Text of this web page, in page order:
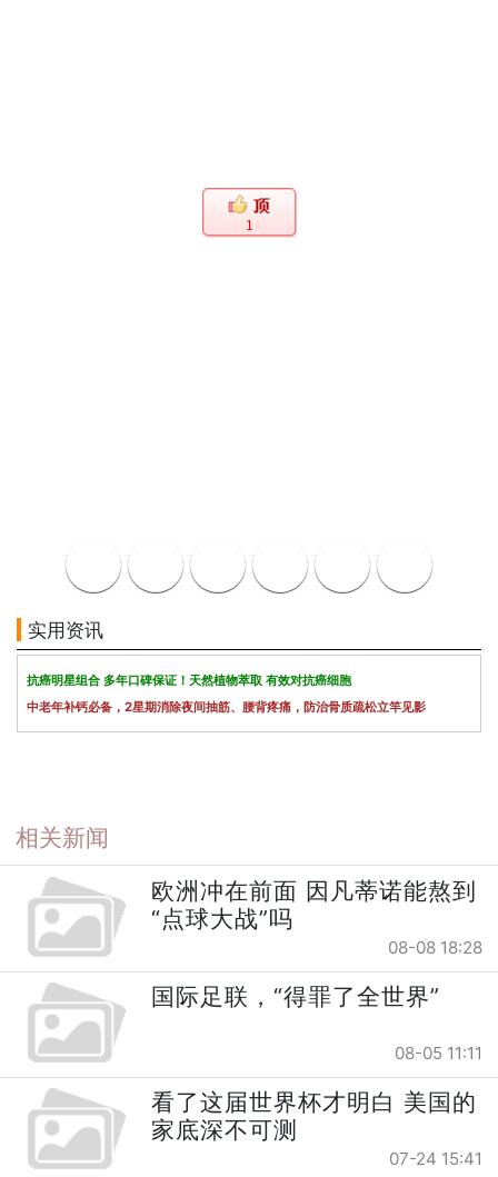
1
实用资讯
抗癌明星组合 多年口碑保证！天然植物萃取 有效对抗癌细胞
中老年补钙必备，2星期消除夜间抽筋、腰背疼痛，防治骨质疏松立竿见影
相关新闻
欧洲冲在前面 因凡蒂诺能熬到
“点球大战”吗
08-08 18:28
国际足联，“得罪了全世界”
08-05 11:11
看了这届世界杯才明白 美国的
家底深不可测
07-24 15:41